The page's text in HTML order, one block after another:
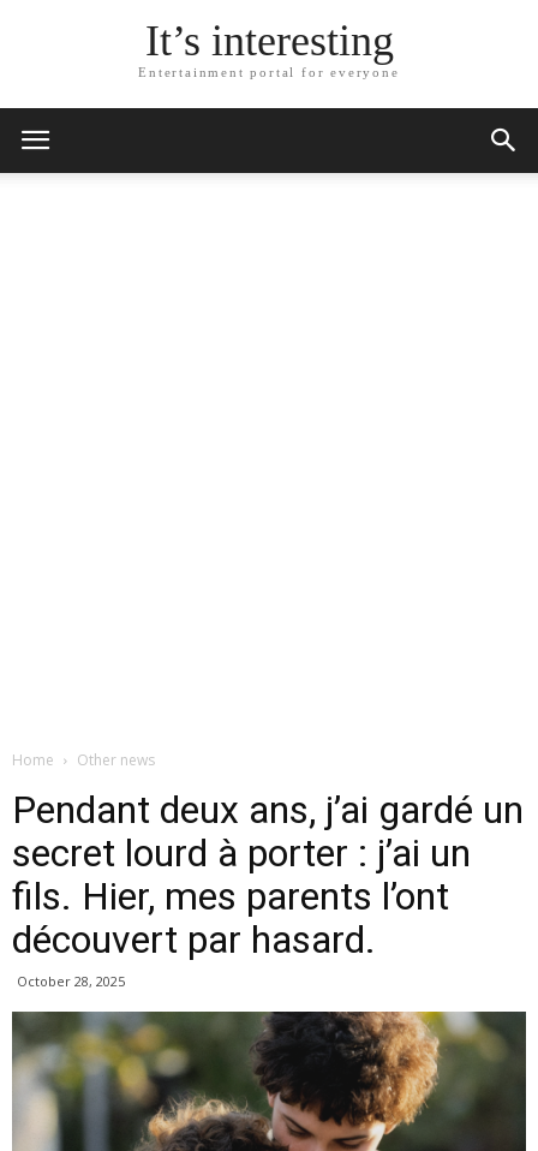
It’s interesting
Entertainment portal for everyone
Home Other news
Pendant deux ans, j’ai gardé un
secret lourd à porter : j’ai un
fils. Hier, mes parents l’ont
découvert par hasard.
October 28, 2025